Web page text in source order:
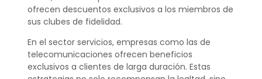
ofrecen descuentos exclusivos a los miembros de
sus clubes de fidelidad.
En el sector servicios, empresas como las de
telecomunicaciones ofrecen beneficios
exclusivos a clientes de larga duración. Estas